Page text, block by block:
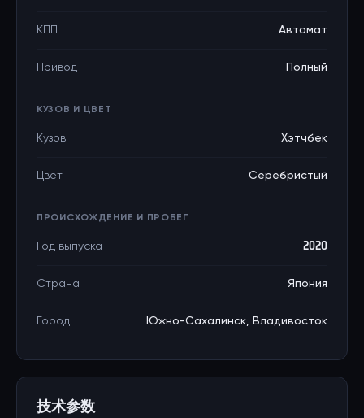
КПП Автомат
Привод Полный
КУЗОВ И ЦВЕТ
Кузов Хэтчбек
Цвет Серебристый
ПРОИСХОЖДЕНИЕ И ПРОБЕГ
Год выпуска 2020
Страна Япония
Город Южно-Сахалинск, Владивосток
技术参数